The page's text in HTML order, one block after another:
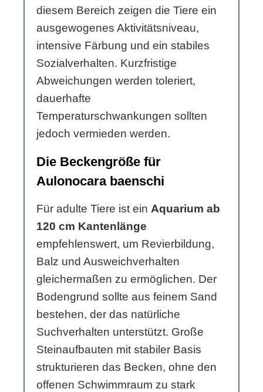
diesem Bereich zeigen die Tiere ein
ausgewogenes Aktivitätsniveau,
intensive Färbung und ein stabiles
Sozialverhalten. Kurzfristige
Abweichungen werden toleriert,
dauerhafte
Temperaturschwankungen sollten
jedoch vermieden werden.
Die Beckengröße für
Aulonocara baenschi
Für adulte Tiere ist ein Aquarium ab
120 cm Kantenlänge
empfehlenswert, um Revierbildung,
Balz und Ausweichverhalten
gleichermaßen zu ermöglichen. Der
Bodengrund sollte aus feinem Sand
bestehen, der das natürliche
Suchverhalten unterstützt. Große
Steinaufbauten mit stabiler Basis
strukturieren das Becken, ohne den
offenen Schwimmraum zu stark